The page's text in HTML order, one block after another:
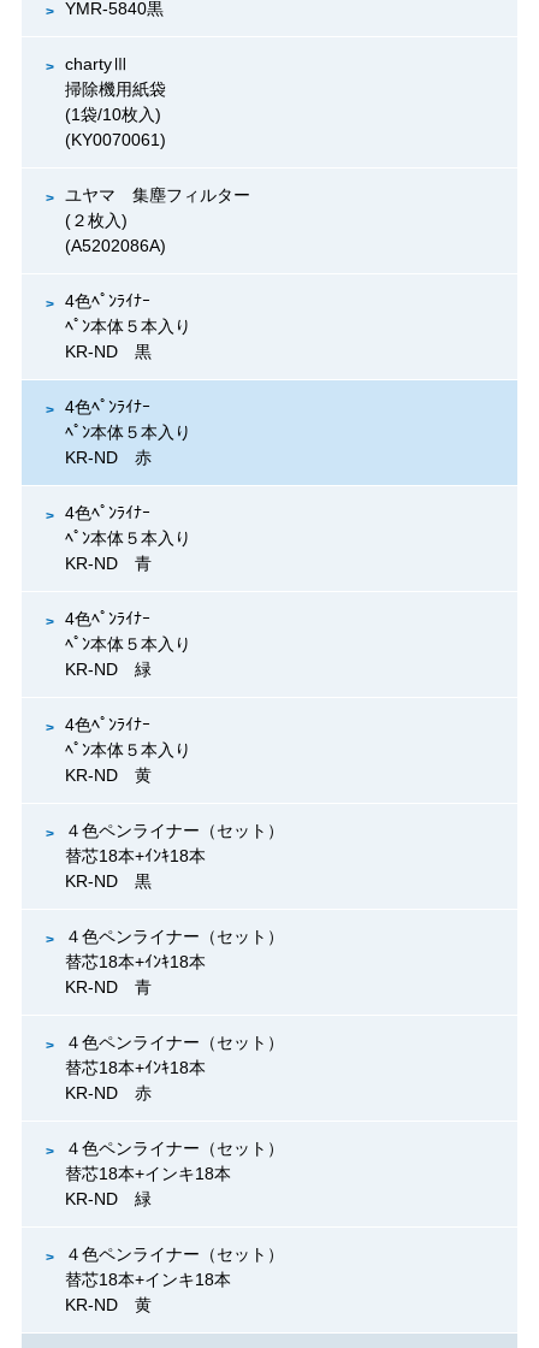
YMR-5840黒
chartyⅢ
掃除機用紙袋
(1袋/10枚入)
(KY0070061)
ユヤマ 集塵フィルター
(２枚入)
(A5202086A)
4色ﾍﾟﾝﾗｲﾅｰ
ﾍﾟﾝ本体５本入り
KR-ND 黒
4色ﾍﾟﾝﾗｲﾅｰ
ﾍﾟﾝ本体５本入り
KR-ND 赤
4色ﾍﾟﾝﾗｲﾅｰ
ﾍﾟﾝ本体５本入り
KR-ND 青
4色ﾍﾟﾝﾗｲﾅｰ
ﾍﾟﾝ本体５本入り
KR-ND 緑
4色ﾍﾟﾝﾗｲﾅｰ
ﾍﾟﾝ本体５本入り
KR-ND 黄
４色ペンライナー（セット）
替芯18本+ｲﾝｷ18本
KR-ND 黒
４色ペンライナー（セット）
替芯18本+ｲﾝｷ18本
KR-ND 青
４色ペンライナー（セット）
替芯18本+ｲﾝｷ18本
KR-ND 赤
４色ペンライナー（セット）
替芯18本+インキ18本
KR-ND 緑
４色ペンライナー（セット）
替芯18本+インキ18本
KR-ND 黄